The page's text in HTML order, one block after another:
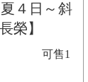
４日～斜
榮】
可售1